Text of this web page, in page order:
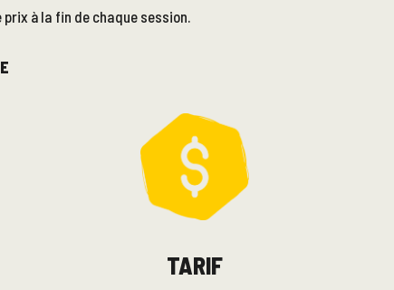
à la fin de chaque session.
TARIF